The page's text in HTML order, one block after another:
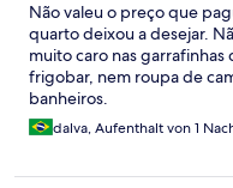
Não valeu o preço que
quarto deixou a desejar.
muito caro nas
frigobar, nem roupa de
banheiros.
dalva, Aufenthalt von 1